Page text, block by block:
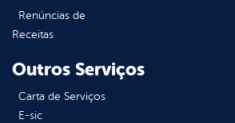
Renúncias de
Receitas
Outros Serviços
Carta de Serviços
E-sic